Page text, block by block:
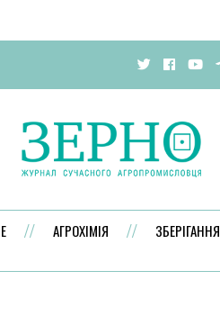
АГРОХІМІЯ ЗБЕРІГАННЯ